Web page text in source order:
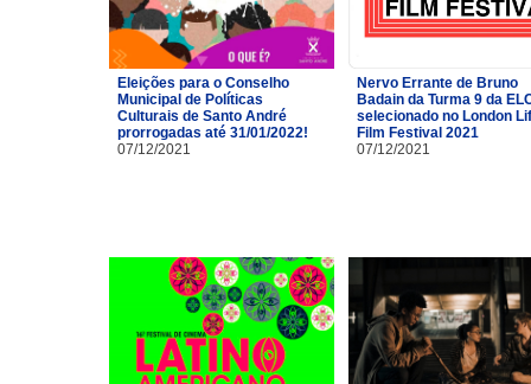
Eleições para o Conselho
Municipal de Políticas
Culturais de Santo André
prorrogadas até 31/01/2022!
07/12/2021
Nervo Errante de Bruno
Badain da Turma 9 da
selecionado no London
Film Festival 2021
07/12/2021